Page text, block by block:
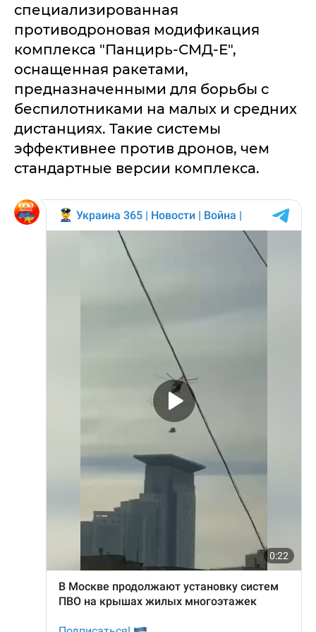
специализированная
противодроновая модификация
комплекса "Панцирь-СМД-Е",
оснащенная ракетами,
предназначенными для борьбы с
беспилотниками на малых и средних
дистанциях. Такие системы
эффективнее против дронов, чем
стандартные версии комплекса.